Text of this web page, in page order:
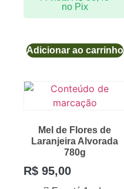
no Pix
Adicionar ao carrinho
Mel de Flores de
Laranjeira Alvorada
780g
R$ 95,00